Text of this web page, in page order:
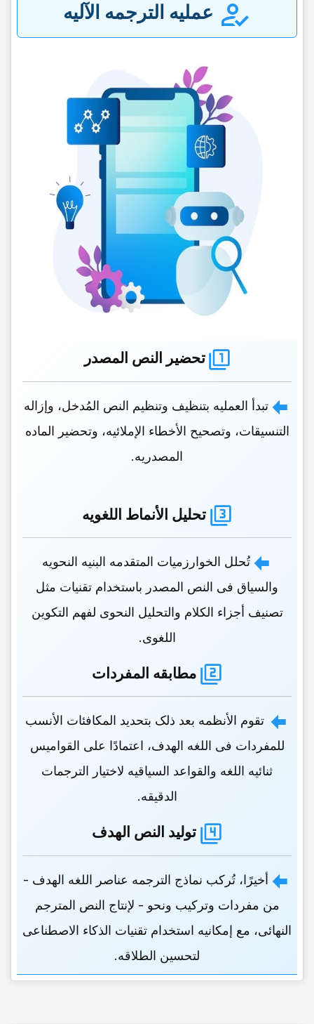
عملیه الترجمه الآلیه
تحضیر النص المصدر
تبدأ العملیه بتنظیف وتنظیم النص المُدخل، وإزاله
التنسیقات، وتصحیح الأخطاء الإملائیه، وتحضیر الماده
المصدریه.
تحلیل الأنماط اللغویه
تُحلل الخوارزمیات المتقدمه البنیه النحویه
والسیاق فی النص المصدر باستخدام تقنیات مثل
تصنیف أجزاء الکلام والتحلیل النحوی لفهم التکوین
اللغوی.
مطابقه المفردات
تقوم الأنظمه بعد ذلک بتحدید المکافئات الأنسب
للمفردات فی اللغه الهدف، اعتمادًا على القوامیس
ثنائیه اللغه والقواعد السیاقیه لاختیار الترجمات
الدقیقه.
تولید النص الهدف
أخیرًا، تُرکب نماذج الترجمه عناصر اللغه الهدف -
من مفردات وترکیب ونحو - لإنتاج النص المترجم
النهائی، مع إمکانیه استخدام تقنیات الذکاء الاصطناعی
لتحسین الطلاقه.